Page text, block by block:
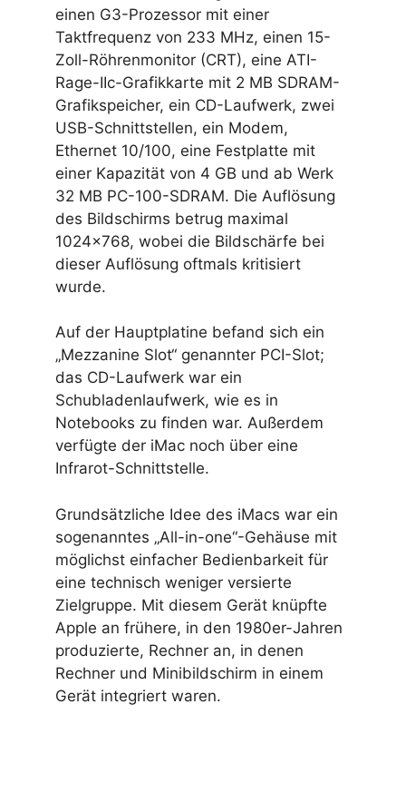
einen G3-Prozessor mit einer
Taktfrequenz von 233 MHz, einen 15-
Zoll-Röhrenmonitor (CRT), eine ATI-
Rage-IIc-Grafikkarte mit 2 MB SDRAM-
Grafikspeicher, ein CD-Laufwerk, zwei
USB-Schnittstellen, ein Modem,
Ethernet 10/100, eine Festplatte mit
einer Kapazität von 4 GB und ab Werk
32 MB PC-100-SDRAM. Die Auflösung
des Bildschirms betrug maximal
1024×768, wobei die Bildschärfe bei
dieser Auflösung oftmals kritisiert
wurde.
Auf der Hauptplatine befand sich ein
„Mezzanine Slot“ genannter PCI-Slot;
das CD-Laufwerk war ein
Schubladenlaufwerk, wie es in
Notebooks zu finden war. Außerdem
verfügte der iMac noch über eine
Infrarot-Schnittstelle.
Grundsätzliche Idee des iMacs war ein
sogenanntes „All-in-one“-Gehäuse mit
möglichst einfacher Bedienbarkeit für
eine technisch weniger versierte
Zielgruppe. Mit diesem Gerät knüpfte
Apple an frühere, in den 1980er-Jahren
produzierte, Rechner an, in denen
Rechner und Minibildschirm in einem
Gerät integriert waren.